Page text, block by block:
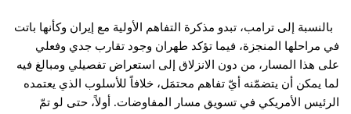
بالنسبة إلى ترامب، تبدو مذكرة التفاهم الأولية مع إيران وكأنها باتت
في مراحلها المنجزة، فيما تؤكد طهران وجود تقارب جدي وفعلي
على هذا المسار، من دون الانزلاق إلى استعراض تفصيلي ومبالغ فيه
لما يمكن أن يتضمّنه أيّ تفاهم محتمَل، خلافاً للأسلوب الذي يعتمده
الرئيس الأمريكي في تسويق مسار المفاوضات. أولاً، حتى لو تمّ